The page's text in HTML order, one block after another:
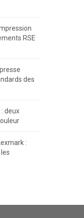
RSE
des
deux
: